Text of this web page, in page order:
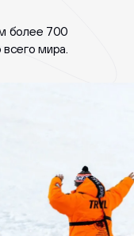
более 700
мира.